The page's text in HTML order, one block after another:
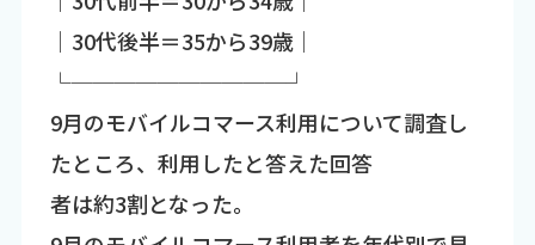
│30代後半＝35から39歳│
└──────────┘
9月のモバイルコマース利用について調査し
たところ、利用したと答えた回答
者は約3割となった。